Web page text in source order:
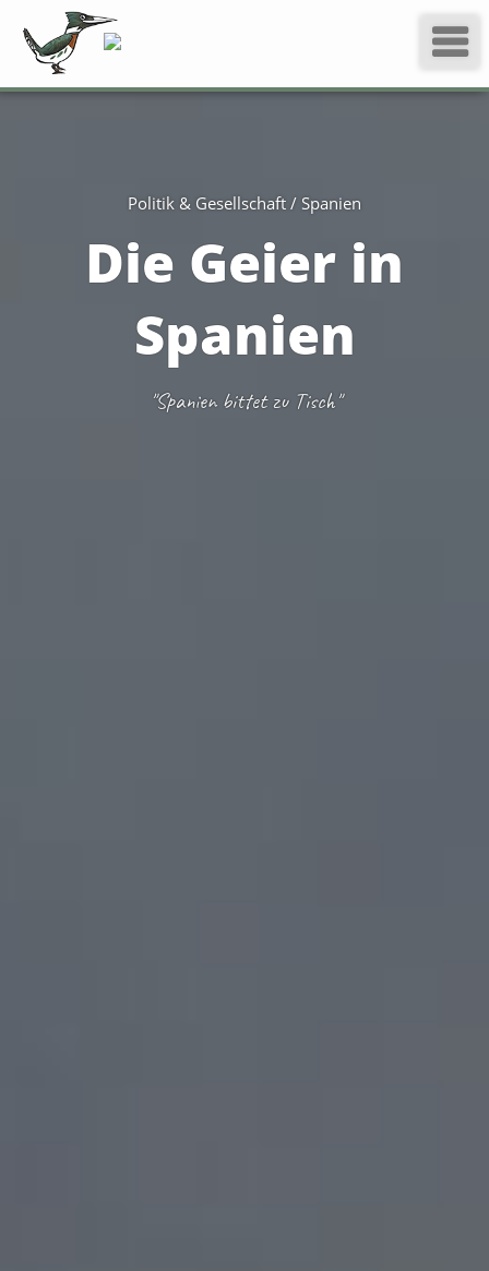
Politik & Gesellschaft / Spanien
Die Geier in
Spanien
"Spanien bittet zu Tisch"